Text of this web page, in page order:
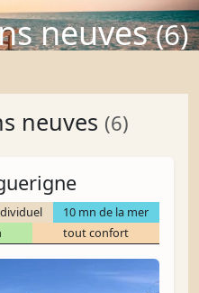
neuves(6)
neuves (6)
10 mn de la mer
tout confort
cœur